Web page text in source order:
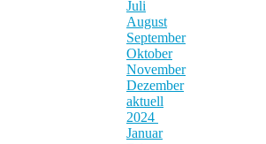
Juli
August
September
Oktober
November
Dezember
aktuell
2024
Januar